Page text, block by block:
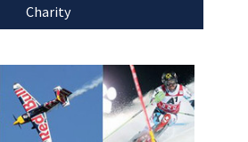
Digital Certificate
Bilddokumentation kann die
des Trikots bestätigen
Auktion unterstützen wir
Charity